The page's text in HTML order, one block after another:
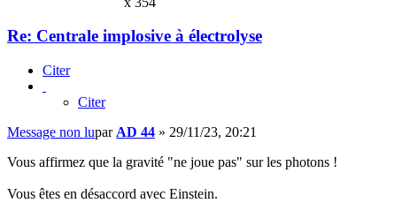
Re: Centrale implosive à électrolyse
Citer
Citer
Message non lupar AD 44 » 29/11/23, 20:21
Vous affirmez que la gravité "ne joue pas" sur les photons !
Vous êtes en désaccord avec Einstein.